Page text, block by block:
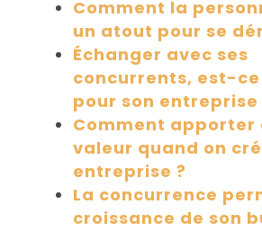
Comment la
un atout pour se
Échanger avec ses
concurrents, est-
pour son entreprise
Comment apporter
valeur quand on
entreprise ?
La concurrence
croissance de son